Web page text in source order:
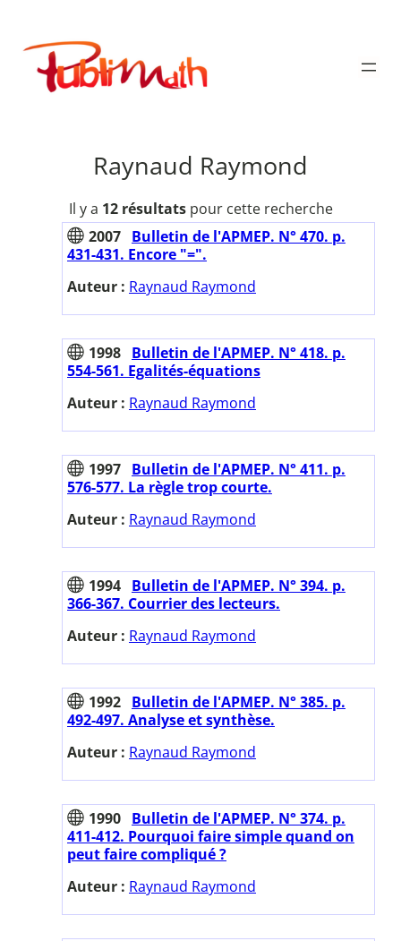
contenu
Publimath
Raynaud Raymond
Il y a 12 résultatspour cette recherche
2007 Bulletin de l'APMEP. N° 470. p.
431-431. Encore "=".
Auteur : Raynaud Raymond
1998 Bulletin de l'APMEP. N° 418. p.
554-561. Egalités-équations
Auteur : Raynaud Raymond
1997 Bulletin de l'APMEP. N° 411. p.
576-577. La règle trop courte.
Auteur : Raynaud Raymond
1994 Bulletin de l'APMEP. N° 394. p.
366-367. Courrier des lecteurs.
Auteur : Raynaud Raymond
1992 Bulletin de l'APMEP. N° 385. p.
492-497. Analyse et synthèse.
Auteur : Raynaud Raymond
1990 Bulletin de l'APMEP. N° 374. p.
411-412. Pourquoi faire simple quand on
peut faire compliqué ?
Auteur : Raynaud Raymond